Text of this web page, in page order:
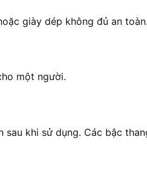
giày dép không đủ an toàn.
một người.
khi sử dụng. Các bậc